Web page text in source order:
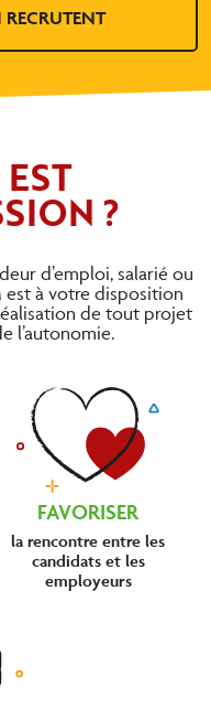
RECRUTENT
?
d’emploi, salarié ou
à votre disposition
de tout projet
l’autonomie.
FAVORISER
la rencontre entre les
candidats et les
employeurs